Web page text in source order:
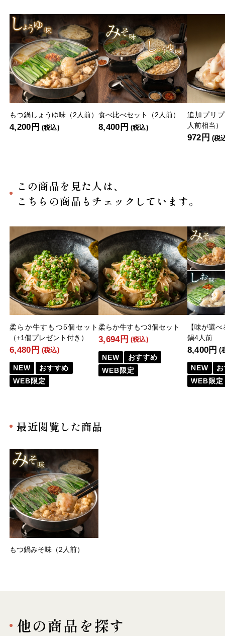
もつ鍋しょうゆ味（2人前）
4,200円 (税込)
食べ比べセット（2人前）
8,400円 (税込)
追加プリ
人前相当）
972円 (税
この商品を見た人は、
こちらの商品もチェックしています。
柔らか牛すもつ5個セット
（+1個プレゼント付き）
6,480円 (税込)
NEW
おすすめ
WEB限定
柔らか牛すもつ3個セット
3,694円 (税込)
NEW
おすすめ
WEB限定
【味が選
鍋4人前
8,400円 (
NEW
WEB限定
最近閲覧した商品
もつ鍋みそ味（2人前）
他の商品を探す